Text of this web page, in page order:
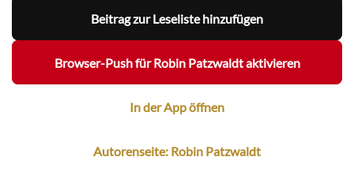
Beitrag zur Leseliste hinzufügen
Browser-Push für Robin Patzwaldt aktivieren
In der App öffnen
Autorenseite: Robin Patzwaldt